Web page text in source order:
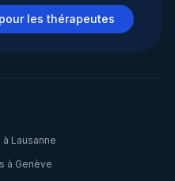
les thérapeutes
à Lausanne
à Genève